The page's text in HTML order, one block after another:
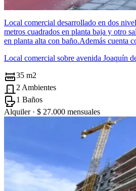
Local comercial desarrollado en dos
metros cuadrados en planta baja y otro
en planta alta con baño.Además cuenta
Local comercial sobre avenida Joaquín
35 m2
2 Ambientes
1 Baños
Alquiler · $ 27.000 mensuales